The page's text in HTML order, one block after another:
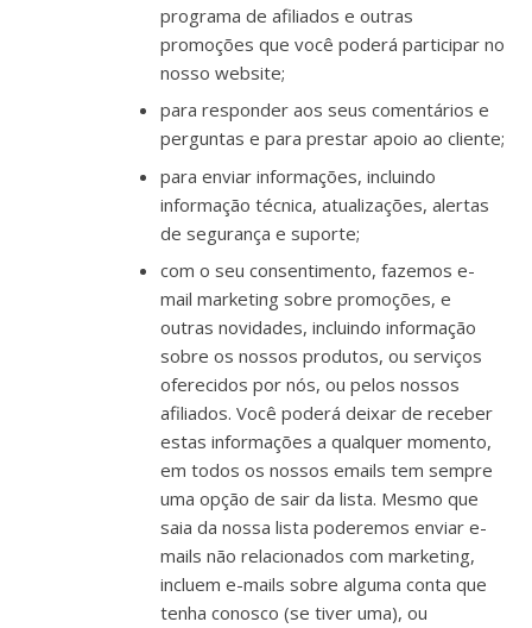
programa de afiliados e outras
promoções que você poderá participar no
nosso website;
para responder aos seus comentários e
perguntas e para prestar apoio ao cliente;
para enviar informações, incluindo
informação técnica, atualizações, alertas
de segurança e suporte;
com o seu consentimento, fazemos e-
mail marketing sobre promoções, e
outras novidades, incluindo informação
sobre os nossos produtos, ou serviços
oferecidos por nós, ou pelos nossos
afiliados. Você poderá deixar de receber
estas informações a qualquer momento,
em todos os nossos emails tem sempre
uma opção de sair da lista. Mesmo que
saia da nossa lista poderemos enviar e-
mails não relacionados com marketing,
incluem e-mails sobre alguma conta que
tenha conosco (se tiver uma), ou